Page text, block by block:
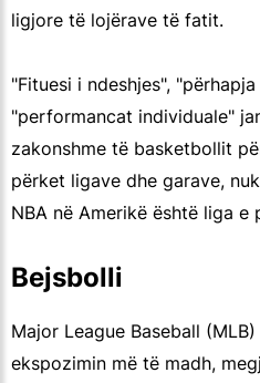
ligjore të lojërave të fatit.
"Fituesi i ndeshjes",
"performancat individuale"
zakonshme të basketbollit
përket ligave dhe garave,
NBA në Amerikë është liga e
Bejsbolli
Major League Baseball
ekspozimin më të madh,